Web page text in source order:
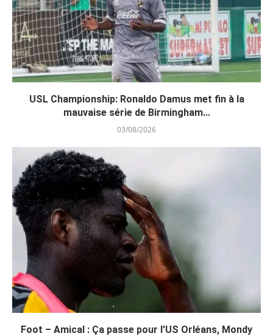
USL Championship: Ronaldo Damus met fin à la
mauvaise série de Birmingham...
03/08/2026
Foot – Amical : Ça passe pour l’US Orléans, Mondy